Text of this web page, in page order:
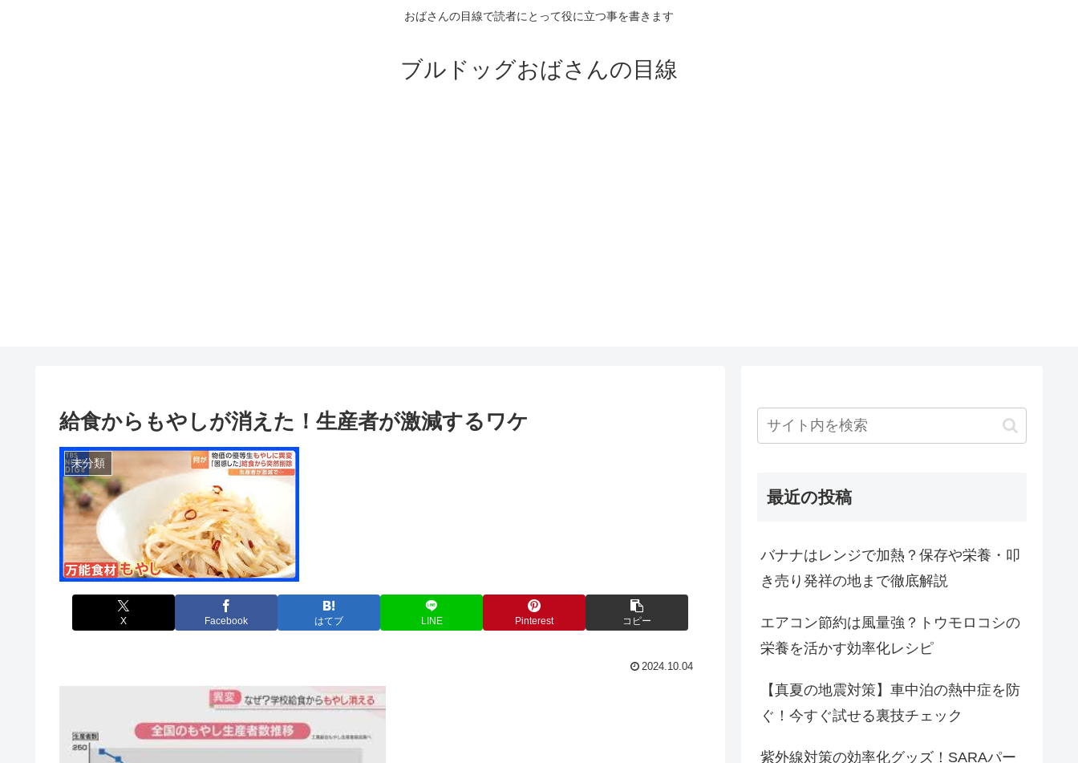
おばさんの目線で読者にとって役に立つ事を書きます
ブルドッグおばさんの目線
給食からもやしが消えた！生産者が激減するワケ
未分類
X Facebook はてブ LINE Pinterest コピー
2024.10.04
最近の投稿
バナナはレンジで加熱？保存や栄養・叩
き売り発祥の地まで徹底解説
エアコン節約は風量強？トウモロコシの
栄養を活かす効率化レシピ
【真夏の地震対策】車中泊の熱中症を防
ぐ！今すぐ試せる裏技チェック
紫外線対策の効率化グッズ！SARAパー